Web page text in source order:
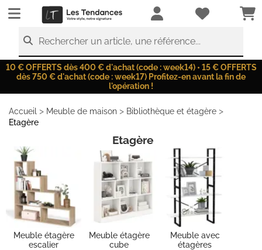
LesTendances.fr
Rechercher un article, une référence...
10 € OFFERTS dès 400 € d'achat (code : week14) • 15 € OFFERTS
dès 750 € d'achat (code : week17) Profitez-en avant la fin de
l'opération !
Accueil > Meuble de maison > Bibliothèque et étagère >
Etagère
Etagère
Meuble étagère
escalier
Meuble étagère
cube
Meuble avec
étagères